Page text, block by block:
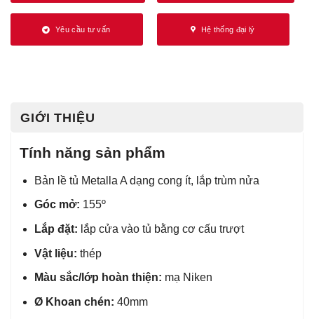
Yêu cầu tư vấn Hệ thống đại lý
GIỚI THIỆU
Tính năng sản phẩm
Bản lề tủ Metalla A dạng cong ít, lắp trùm nửa
Góc mở: 155º
Lắp đặt: lắp cửa vào tủ bằng cơ cấu trượt
Vật liệu: thép
Màu sắc/lớp hoàn thiện: mạ Niken
Ø Khoan chén: 40mm